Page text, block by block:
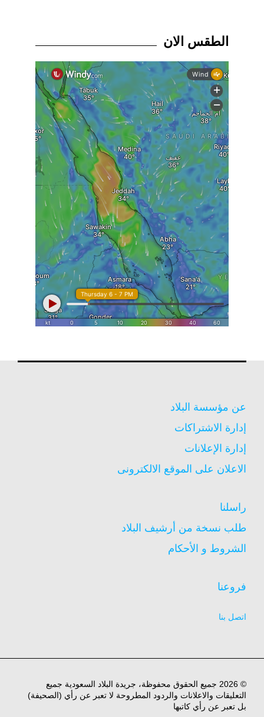
الطقس الان
عن مؤسسة البلاد
إدارة الاشتراكات
إدارة الإعلانات
الاعلان على الموقع الالكترونى
راسلنا
طلب نسخة من أرشيف البلاد
الشروط و الأحكام
فروعنا
اتصل بنا
© 2026 جميع الحقوق محفوظة، جريدة البلاد السعودية جميع
التعليقات والاعلانات والردود المطروحة لا تعبر عن رأي (الصحيفة)
بل تعبر عن رأي كاتبها